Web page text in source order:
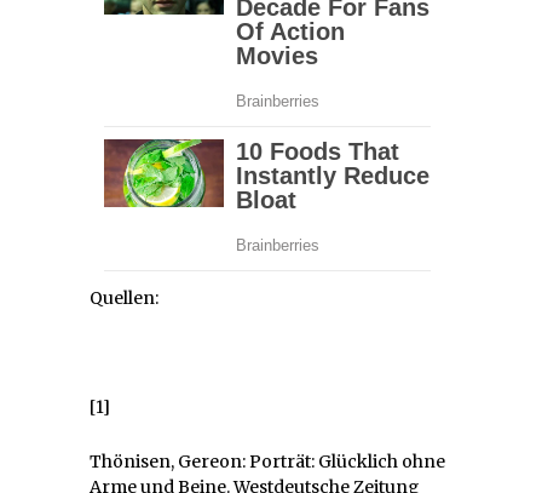
Quellen:
[1]
Thönisen, Gereon: Porträt: Glücklich ohne
Arme und Beine. Westdeutsche Zeitung